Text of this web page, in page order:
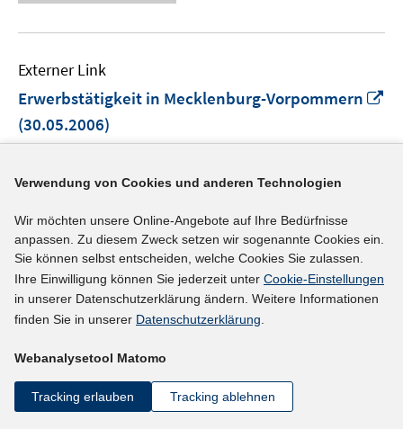
Externer Link
Erwerbstätigkeit in Mecklenburg-Vorpommern
(30.05.2006)
Externer Link
Gemeinsames Datenangebot der Statistischen
Erwerbstätigkeit
In
neuem
Fenster
(10.05.2006)
Statistisches Bundesamt
Verwendung von Cookies und anderen Technologien
Wir möchten unsere Online-Angebote auf Ihre Bedürfnisse
anpassen. Zu diesem Zweck setzen wir sogenannte Cookies ein.
Sie können selbst entscheiden, welche Cookies Sie zulassen.
Ihre Einwilligung können Sie jederzeit unter Cookie-Einstellungen
in unserer Datenschutzerklärung ändern. Weitere Informationen
finden Sie in unserer Datenschutzerklärung.
Webanalysetool Matomo
Tracking erlauben Tracking ablehnen